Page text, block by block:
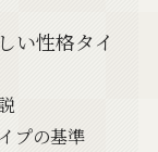
い性格タイ
プの基準